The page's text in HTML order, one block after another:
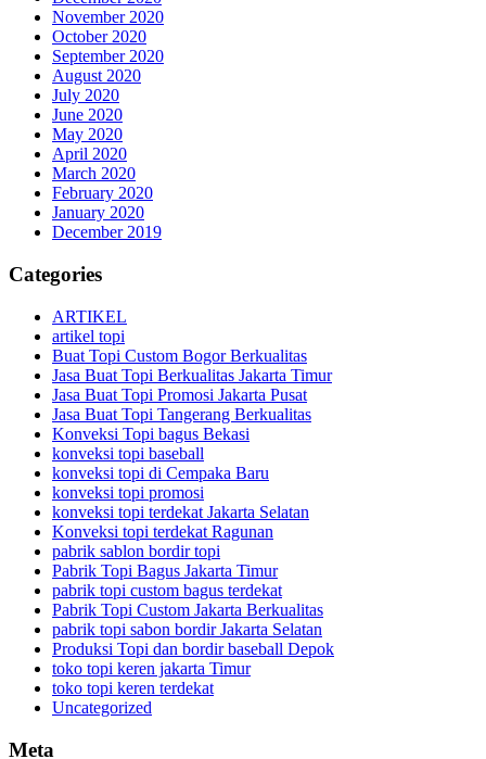
November 2020
October 2020
September 2020
August 2020
July 2020
June 2020
May 2020
April 2020
March 2020
February 2020
January 2020
December 2019
Categories
ARTIKEL
artikel topi
Buat Topi Custom Bogor Berkualitas
Jasa Buat Topi Berkualitas Jakarta Timur
Jasa Buat Topi Promosi Jakarta Pusat
Jasa Buat Topi Tangerang Berkualitas
Konveksi Topi bagus Bekasi
konveksi topi baseball
konveksi topi di Cempaka Baru
konveksi topi promosi
konveksi topi terdekat Jakarta Selatan
Konveksi topi terdekat Ragunan
pabrik sablon bordir topi
Pabrik Topi Bagus Jakarta Timur
pabrik topi custom bagus terdekat
Pabrik Topi Custom Jakarta Berkualitas
pabrik topi sabon bordir Jakarta Selatan
Produksi Topi dan bordir baseball Depok
toko topi keren jakarta Timur
toko topi keren terdekat
Uncategorized
Meta